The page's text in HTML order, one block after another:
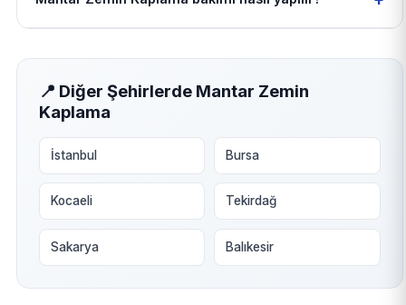
📍 Diğer Şehirlerde Mantar Zemin
Kaplama
İstanbul Bursa
Kocaeli Tekirdağ
Sakarya Balıkesir